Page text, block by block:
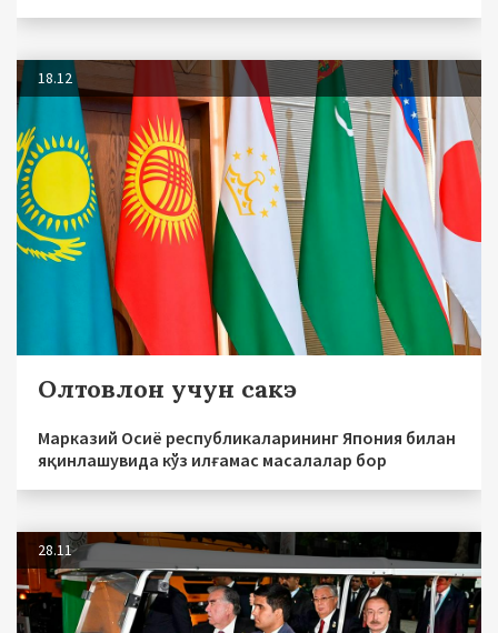
18.12
Олтовлон учун сакэ
Марказий Осиё республикаларининг Япония билан
яқинлашувида кўз илғамас масалалар бор
28.11